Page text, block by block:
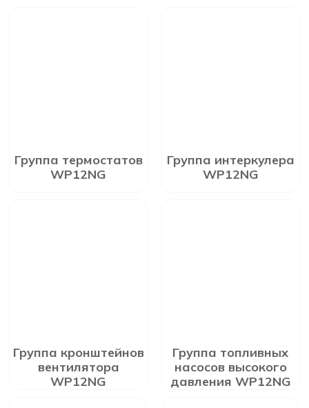
Группа термостатов
WP12NG
Группа интеркулера
WP12NG
Группа кронштейнов
вентилятора
WP12NG
Группа топливных
насосов высокого
давления WP12NG